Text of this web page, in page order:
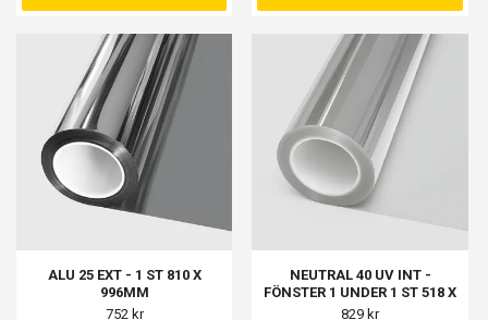
ALU 25 EXT - 1 ST 810 X
996MM
752 kr
NEUTRAL 40 UV INT -
FÖNSTER 1 UNDER 1 ST 518 X
308MM
829 kr